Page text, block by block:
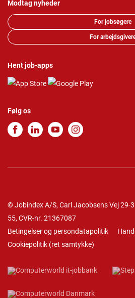
Modtag nyheder
For jobsøgere
For
Hent job-apps
Følg os
© Jobindex A/S, Carl Jacobsens Vej 29-
55, CVR-nr. 21367087
Betingelser og persondatapolitik
Cookiepolitik (ret samtykke)